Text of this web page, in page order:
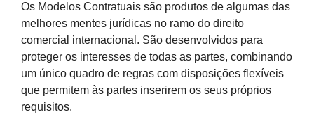
Os Modelos Contratuais são produtos de algumas das
melhores mentes jurídicas no ramo do direito
comercial internacional. São desenvolvidos para
proteger os interesses de todas as partes, combinando
um único quadro de regras com disposições flexíveis
que permitem às partes inserirem os seus próprios
requisitos.